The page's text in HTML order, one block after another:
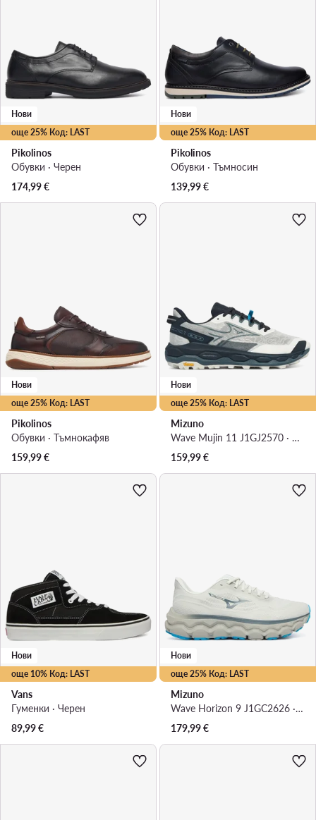
още 25% Код: LAST
Нови
Pikolinos
Обувки · Черен
174,99€
още 25% Код: LAST
Нови
Pikolinos
Обувки · Тъмносин
139,99€
още 25% Код: LAST
Нови
Pikolinos
Обувки · Тъмнокафяв
159,99€
още 25% Код: LAST
Нови
Mizuno
Wave Mujin 11 J1GJ2570 · Маратонки за бягане
159,99€
още 10% Код: LAST
Нови
Vans
Гуменки · Черен
89,99€
още 25% Код: LAST
Нови
Mizuno
Wave Horizon 9 J1GC2626 · Маратонки за бягане
179,99€